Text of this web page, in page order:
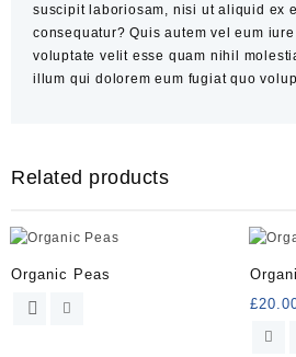
suscipit laboriosam, nisi ut aliquid ex
consequatur? Quis autem vel eum
voluptate velit esse quam nihil
illum qui dolorem eum fugiat quo
Related products
Organic Peas
This
£